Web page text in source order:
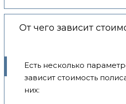
От чего зависит
Есть несколько
зависит стоимость
них: